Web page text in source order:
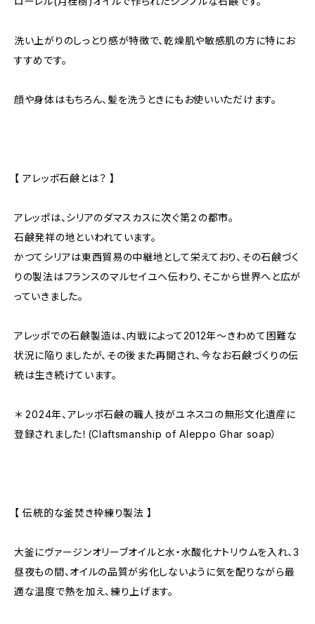
洗い上がりのしっとり感が特徴で、乾燥肌や敏感肌の方に特にお
すすめです。
顔や身体はもちろん、髪を洗うときにもお使いいただけます。
【 アレッポ石鹸とは？ 】
アレッポは、シリアのダマスカスに次ぐ第２の都市。
石鹸発祥の地といわれています。
かつてシリアは東西貿易の中継地として栄えており、その石鹸づく
りの製法はフランスのマルセイユへ伝わり、そこから世界へと広が
っていきました。
アレッポでの石鹸製造は、内戦によって2012年～きわめて困難な
状況に陥りましたが、その後また再開され、今なお石鹸づくりの伝
統は生き続けています。
＊ 2024年、アレッポ石鹸の職人技がユネスコの無形文化遺産に
登録されました！(Claftsmanship of Aleppo Ghar soap）
【 伝統的な釜焚き枠練り製法 】
大釜にヴァージンオリーブオイルと水・水酸化ナトリウムを入れ、3
昼夜もの間、オイルの品質が劣化しないように気を配りながら最
適な温度で熱を加え、練り上げます。